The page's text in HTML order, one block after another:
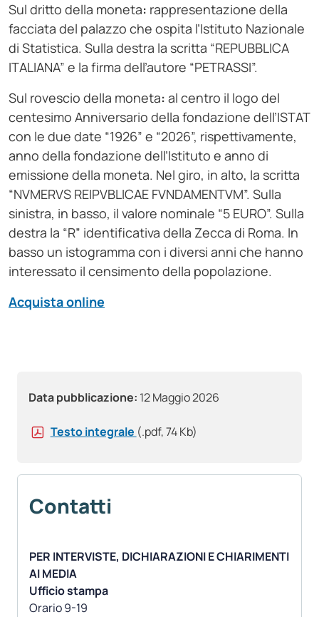
Data pubblicazione: 12 Maggio 2026
Testo integrale (.pdf, 74 Kb)
Contatti
PER INTERVISTE, DICHIARAZIONI E CHIARIMENTI
AI MEDIA
Ufficio stampa
Orario 9-19
Sul dritto della moneta: rappresentazione della
facciata del palazzo che ospita l’Istituto Nazionale
di Statistica. Sulla destra la scritta “REPUBBLICA
ITALIANA” e la firma dell’autore “PETRASSI”.
Sul rovescio della moneta: al centro il logo del
centesimo Anniversario della fondazione dell’ISTAT
con le due date “1926” e “2026”, rispettivamente,
anno della fondazione dell’Istituto e anno di
emissione della moneta. Nel giro, in alto, la scritta
“NVMERVS REIPVBLICAE FVNDAMENTVM”. Sulla
sinistra, in basso, il valore nominale “5 EURO”. Sulla
destra la “R” identificativa della Zecca di Roma. In
basso un istogramma con i diversi anni che hanno
interessato il censimento della popolazione.
Acquista online